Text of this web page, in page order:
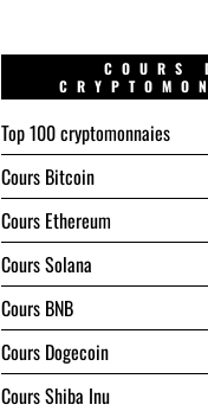
COURS
Top 100 cryptomonnaies
Cours Bitcoin
Cours Ethereum
Cours Solana
Cours BNB
Cours Dogecoin
Cours Shiba Inu